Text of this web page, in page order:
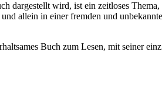
dargestellt wird, ist ein zeitloses
allein in einer fremden und
Buch zum Lesen, mit seiner